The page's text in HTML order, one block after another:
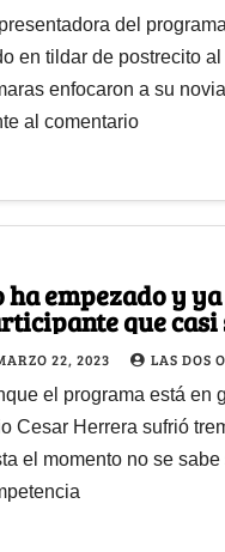
del
en tildar de postrecito
enfocaron a su
al comentario
ha empezado y
que casi
MasterChef
22, 2023 LAS DOS
el programa está en
Cesar Herrera sufrió
el momento no se